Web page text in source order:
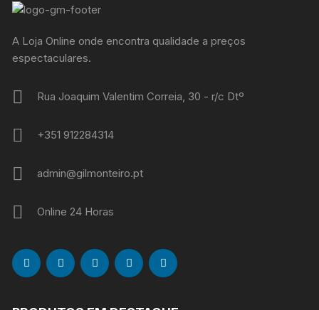
A Loja Online onde encontra qualidade a preços
espectaculares.
Rua Joaquim Valentim Correia, 30 - r/c Dtº
+351 912284314
admin@gilmonteiro.pt
Online 24 Horas